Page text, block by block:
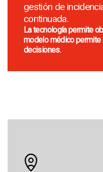
gestión de
continuada.
La tecnología permite
modelo médico
decisiones.